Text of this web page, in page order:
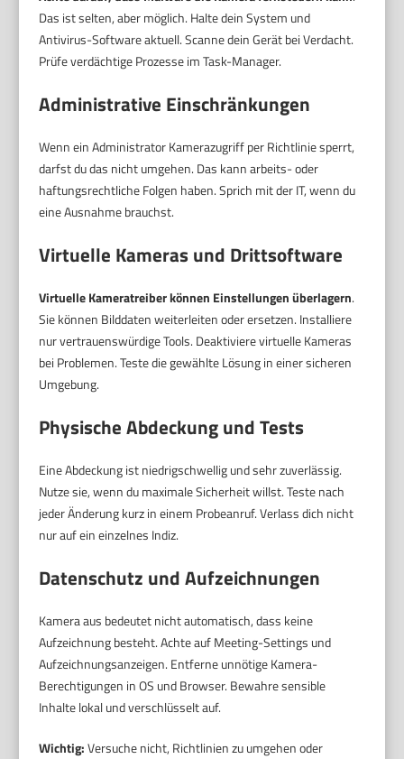
Das ist selten, aber möglich. Halte dein System und
Antivirus-Software aktuell. Scanne dein Gerät bei Verdacht.
Prüfe verdächtige Prozesse im Task-Manager.
Administrative Einschränkungen
Wenn ein Administrator Kamerazugriff per Richtlinie sperrt,
darfst du das nicht umgehen. Das kann arbeits- oder
haftungsrechtliche Folgen haben. Sprich mit der IT, wenn du
eine Ausnahme brauchst.
Virtuelle Kameras und Drittsoftware
Virtuelle Kameratreiber können Einstellungen überlagern.
Sie können Bilddaten weiterleiten oder ersetzen. Installiere
nur vertrauenswürdige Tools. Deaktiviere virtuelle Kameras
bei Problemen. Teste die gewählte Lösung in einer sicheren
Umgebung.
Physische Abdeckung und Tests
Eine Abdeckung ist niedrigschwellig und sehr zuverlässig.
Nutze sie, wenn du maximale Sicherheit willst. Teste nach
jeder Änderung kurz in einem Probeanruf. Verlass dich nicht
nur auf ein einzelnes Indiz.
Datenschutz und Aufzeichnungen
Kamera aus bedeutet nicht automatisch, dass keine
Aufzeichnung besteht. Achte auf Meeting-Settings und
Aufzeichnungsanzeigen. Entferne unnötige Kamera-
Berechtigungen in OS und Browser. Bewahre sensible
Inhalte lokal und verschlüsselt auf.
Wichtig:Versuche nicht, Richtlinien zu umgehen oder